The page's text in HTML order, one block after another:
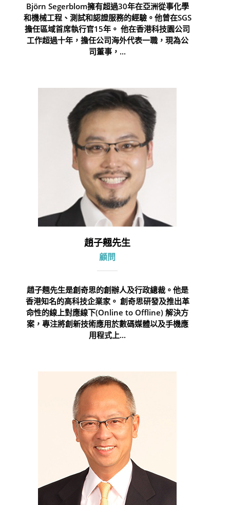
Björn Segerblom擁有超過30年在亞洲從事化學
和機械工程、測試和認證服務的經驗。他曾在SGS
擔任區域首席執行官15年。 他在香港科技園公司
工作超過十年，擔任公司海外代表一職，現為公
司董事，...
趙子翹先生
顧問
趙子翹先生是創奇思的創辦人及行政總裁。他是
香港知名的高科技企業家。 創奇思研發及推出革
命性的線上對應線下(Online to Offline) 解決方
案，專注將創新技術應用於數碼媒體以及手機應
用程式上...